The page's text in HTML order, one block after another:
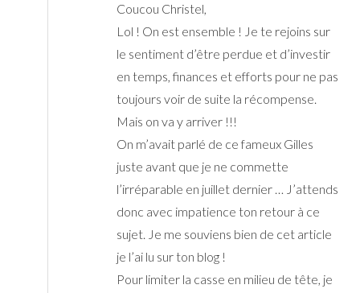
Coucou Christel,
Lol ! On est ensemble ! Je te rejoins sur
le sentiment d’être perdue et d’investir
en temps, finances et efforts pour ne pas
toujours voir de suite la récompense.
Mais on va y arriver !!!
On m’avait parlé de ce fameux Gilles
juste avant que je ne commette
l’irréparable en juillet dernier … J’attends
donc avec impatience ton retour à ce
sujet. Je me souviens bien de cet article
je l’ai lu sur ton blog !
Pour limiter la casse en milieu de tête, je